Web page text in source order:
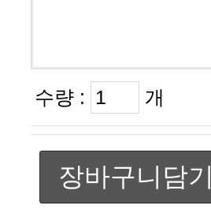
수량 : 개
장바구니담기